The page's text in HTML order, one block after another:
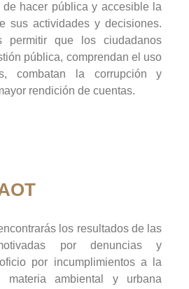
hacer pública y accesible la
sus actividades y decisiones.
permitir que los ciudadanos
pública, comprendan el uso
combatan la corrupción y
rendición de cuentas.
los resultados de las
por denuncias y
por incumplimientos a la
materia ambiental y urbana